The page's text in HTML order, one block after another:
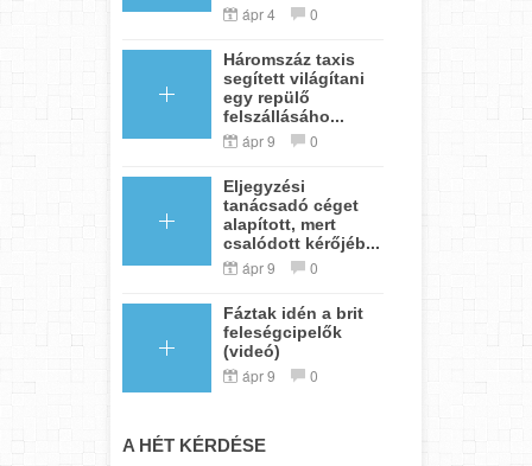
ápr 4 0
Háromszáz taxis
segített világítani
egy repülő
felszállásáho...
ápr 9 0
Eljegyzési
tanácsadó céget
alapított, mert
csalódott kérőjéb...
ápr 9 0
Fáztak idén a brit
feleségcipelők
(videó)
ápr 9 0
A HÉT KÉRDÉSE